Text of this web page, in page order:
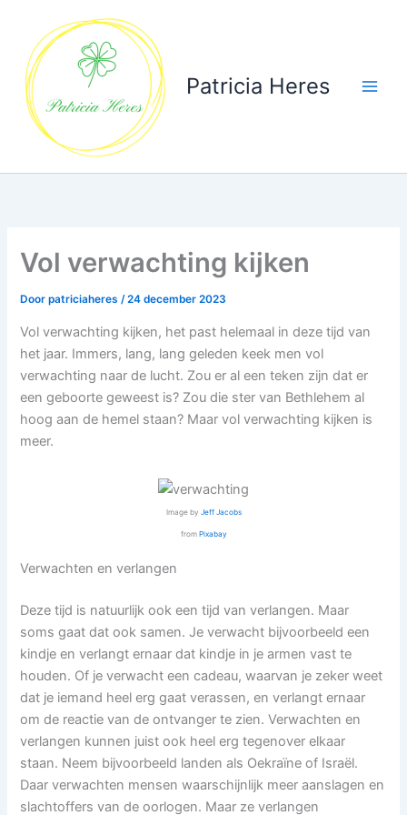
inhoud
Patricia Heres
Vol verwachting kijken
Doorpatriciaheres/24 december 2023
Vol verwachting kijken, het past helemaal in deze tijd van
het jaar. Immers, lang, lang geleden keek men vol
verwachting naar de lucht. Zou er al een teken zijn dat er
een geboorte geweest is? Zou die ster van Bethlehem al
hoog aan de hemel staan? Maar vol verwachting kijken is
meer.
Image by Jeff Jacobs
from Pixabay
Verwachten en verlangen
Deze tijd is natuurlijk ook een tijd van verlangen. Maar
soms gaat dat ook samen. Je verwacht bijvoorbeeld een
kindje en verlangt ernaar dat kindje in je armen vast te
houden. Of je verwacht een cadeau, waarvan je zeker weet
dat je iemand heel erg gaat verassen, en verlangt ernaar
om de reactie van de ontvanger te zien. Verwachten en
verlangen kunnen juist ook heel erg tegenover elkaar
staan. Neem bijvoorbeeld landen als Oekraïne of Israël.
Daar verwachten mensen waarschijnlijk meer aanslagen en
slachtoffers van de oorlogen. Maar ze verlangen